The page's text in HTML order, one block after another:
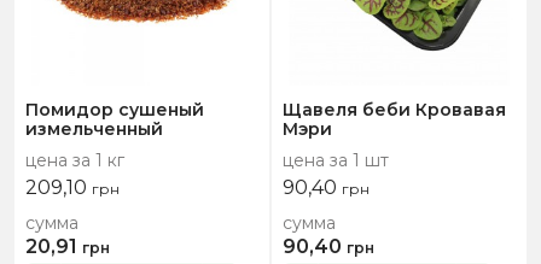
Помидор сушеный
измельченный
цена за 1 кг
209,10 грн
сумма
20,91 грн
Щавеля беби Кровавая
Мэри
цена за 1 шт
90,40 грн
сумма
90,40 грн